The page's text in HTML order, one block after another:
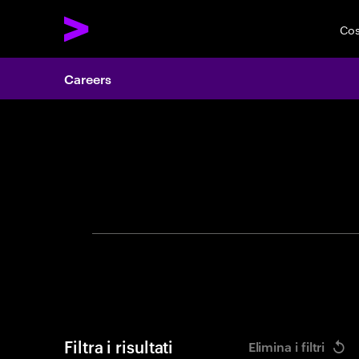
Careers
Filtra i risultati Elimina i filtri